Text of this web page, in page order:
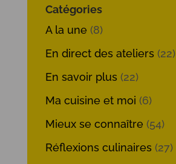
Catégories
A la une (8)
En direct des ateliers (22)
En savoir plus (22)
Ma cuisine et moi (6)
Mieux se connaître (54)
Réflexions culinaires (27)